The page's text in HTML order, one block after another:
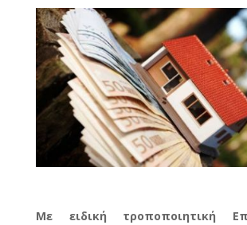
Με ειδική τροποποιητική